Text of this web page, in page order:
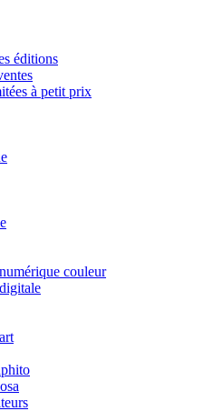
éditions
à petit prix
couleur